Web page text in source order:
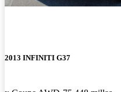
2013 INFINITI G37